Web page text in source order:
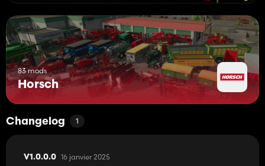
83 mods
Horsch
Changelog 1
V1.0.0.0 16 janvier 2025